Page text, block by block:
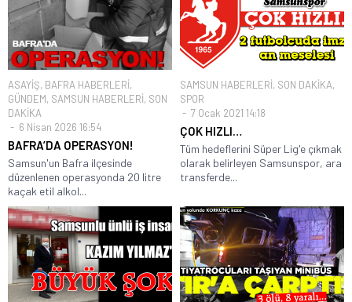
ASAYİŞ, BAFRA HABERLERİ,
GÜNDEM, SAMSUN HABERLERİ, SON
DAKİKA
6 Nisan 2026 16:54
BAFRA’DA OPERASYON!
Samsun'un Bafra ilçesinde
düzenlenen operasyonda 20 litre
kaçak etil alkol...
SAMSUN HABERLERİ, SON DAKİKA,
SPOR
7 Ocak 2021 14:18
ÇOK HIZLI…
Tüm hedeflerini Süper Lig'e çıkmak
olarak belirleyen Samsunspor, ara
transferde...